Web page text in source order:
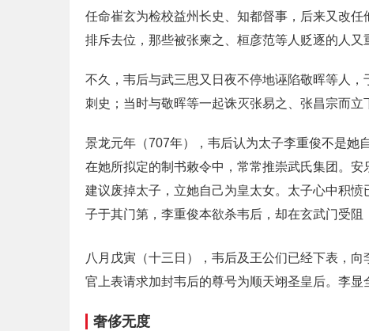
任命崔玄为检校益州长史、知都督事，后来又改
排斥去位，那些被张柬之、桓彦范等人贬逐的人又
不久，韦后与武三思又日夜不停地诬陷敬晖等人
刺史；当时与敬晖等一起诛灭张易之、张昌宗而
景龙元年（707年），韦后认为太子李重俊不是她
在她所拟定的制书敕令中，常常推崇武氏集团。
建议废掉太子，立她自己为皇太女。太子心中积
子于其门第，李重俊本欲杀韦后，却在玄武门受阻
八月戊寅（十三日），韦后及王公们已经下表，
官上表请求加封韦后的尊号为顺天翊圣皇后。李显
奢侈无度